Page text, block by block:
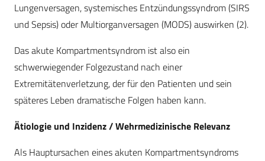
Lungenversagen, systemisches Entzündungssyndrom (SIRS
und Sepsis) oder Multiorganversagen (MODS) auswirken (2).
Das akute Kompartmentsyndrom ist also ein
schwerwiegender Folgezustand nach einer
Extremitätenverletzung, der für den Patienten und sein
späteres Leben dramatische Folgen haben kann.
Ätiologie und Inzidenz / Wehrmedizinische Relevanz
Als Hauptursachen eines akuten Kompartmentsyndroms